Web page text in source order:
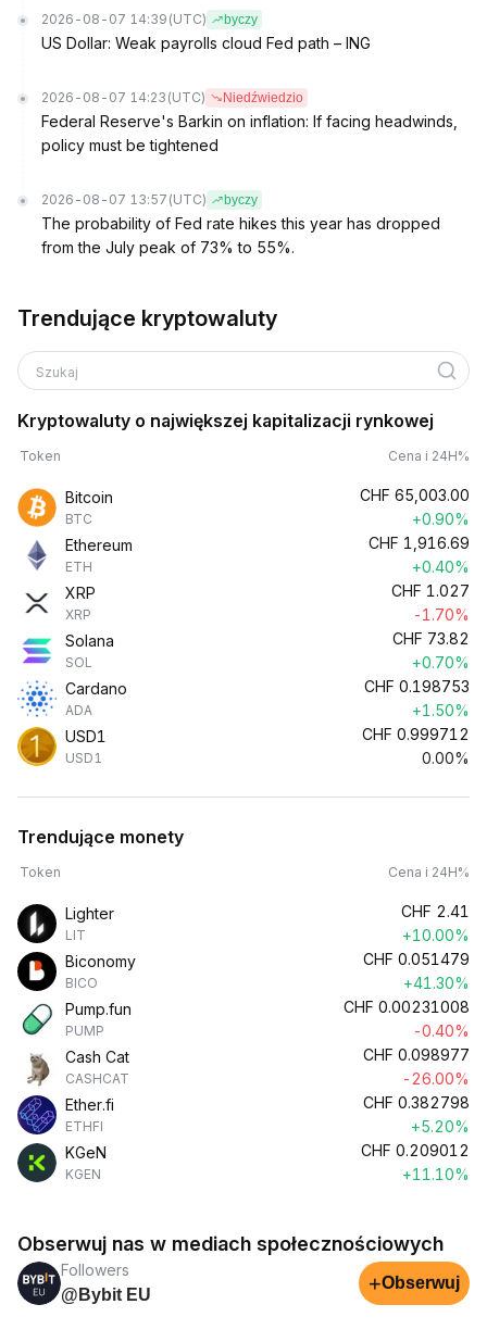
2026-08-07 14:39 (UTC) byczy
US Dollar: Weak payrolls cloud Fed path – ING
2026-08-07 14:23 (UTC) Niedźwiedzio
Federal Reserve's Barkin on inflation: If facing headwinds,
policy must be tightened
2026-08-07 13:57 (UTC) byczy
The probability of Fed rate hikes this year has dropped
from the July peak of 73% to 55%.
Trendujące kryptowaluty
Szukaj
Kryptowaluty o największej kapitalizacji rynkowej
Token Cena i 24H%
Bitcoin
BTC
CHF 65,003.00
+0.90%
Ethereum
ETH
CHF 1,916.69
+0.40%
XRP
XRP
CHF 1.027
-1.70%
Solana
SOL
CHF 73.82
+0.70%
Cardano
ADA
CHF 0.198753
+1.50%
USD1
USD1
CHF 0.999712
0.00%
Trendujące monety
Token Cena i 24H%
Lighter
LIT
CHF 2.41
+10.00%
Biconomy
BICO
CHF 0.051479
+41.30%
Pump.fun
PUMP
CHF 0.00231008
-0.40%
Cash Cat
CASHCAT
CHF 0.098977
-26.00%
Ether.fi
ETHFI
CHF 0.382798
+5.20%
KGeN
KGEN
CHF 0.209012
+11.10%
Obserwuj nas w mediach społecznościowych
Followers
@Bybit EU
+Obserwuj